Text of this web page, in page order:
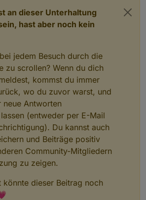
an dieser Unterhaltung
hast aber noch kein
jedem Besuch durch die
zu scrollen? Wenn du dich
kommst du immer
wo du zuvor warst, und
neue Antworten
(entweder per E-Mail
Du kannst auch
und Beiträge positiv
Community-Mitgliedern
zu zeigen.
könnte dieser Beitrag noch